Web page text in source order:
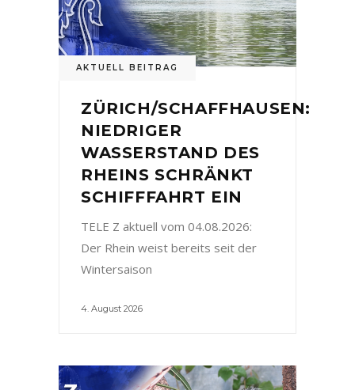
AKTUELL BEITRAG
ZÜRICH/SCHAFFHAUSEN:
NIEDRIGER
WASSERSTAND DES
RHEINS SCHRÄNKT
SCHIFFFAHRT EIN
TELE Z aktuell vom 04.08.2026:
Der Rhein weist bereits seit der
Wintersaison
4. August 2026